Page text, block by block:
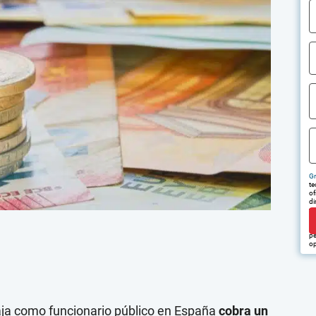
como funcionario público en España cobra un